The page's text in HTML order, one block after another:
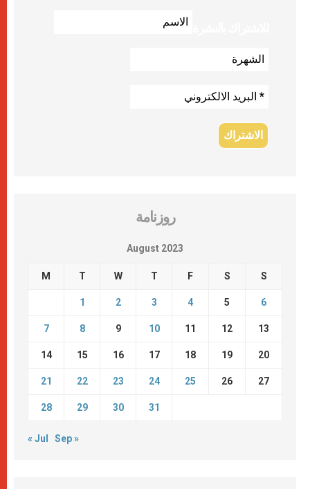
روزنامة
August 2023
M T W T F S S
1 2 3 4 5 6
7 8 9 10 11 12 13
14 15 16 17 18 19 20
21 22 23 24 25 26 27
28 29 30 31
« Jul Sep »